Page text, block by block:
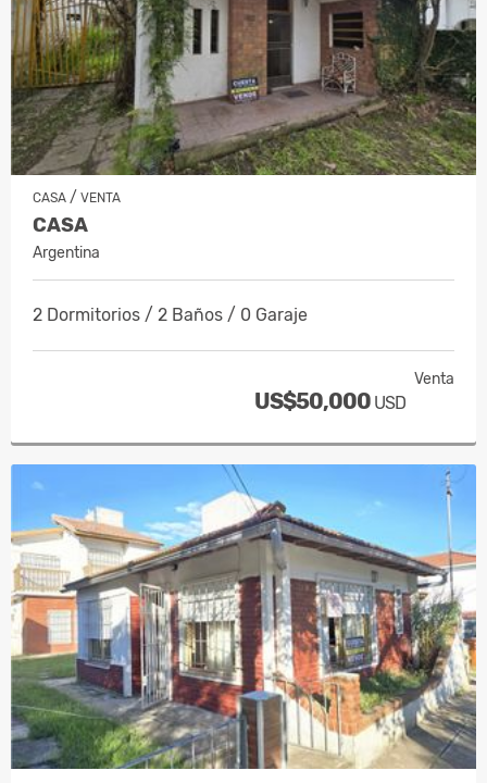
CASA / VENTA
CASA
Argentina
2 Dormitorios / 2 Baños / 0 Garaje
Venta
US$50,000 USD